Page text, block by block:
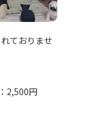
ておりませ
2,500円